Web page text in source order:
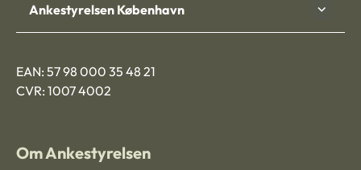
Ankestyrelsen København
EAN: 57 98 000 35 48 21
CVR: 1007 4002
Om Ankestyrelsen